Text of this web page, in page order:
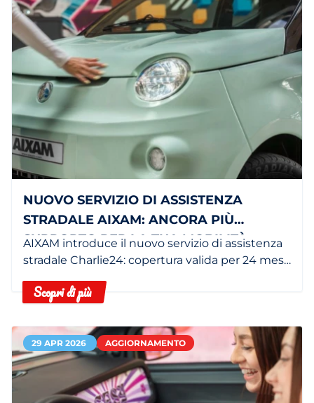
NUOVO SERVIZIO DI ASSISTENZA
STRADALE AIXAM: ANCORA PIÙ
SUPPORTO PER LA TUA MOBILITÀ
AIXAM introduce il nuovo servizio di assistenza
stradale Charlie24: copertura valida per 24 mesi,
interventi sul posto 24 ore su 24
Scopri di più
29 APR 2026 AGGIORNAMENTO